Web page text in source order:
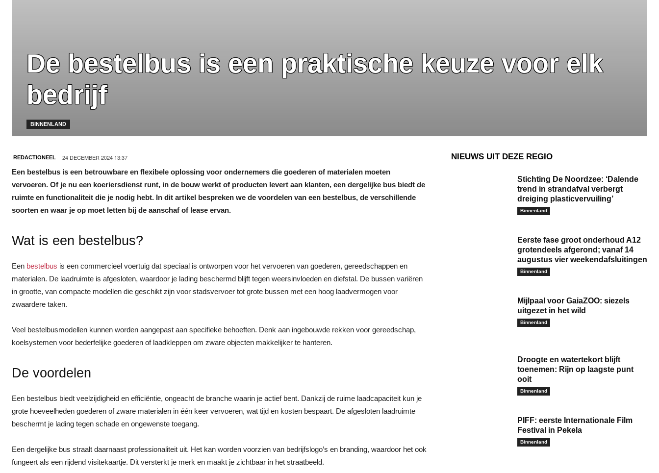
De bestelbus is een praktische keuze voor elk
bedrijf
BINNENLAND
REDACTIONEEL 24 DECEMBER 2024 13:37
Een bestelbus is een betrouwbare en flexibele oplossing voor ondernemers die goederen of materialen moeten
vervoeren. Of je nu een koeriersdienst runt, in de bouw werkt of producten levert aan klanten, een dergelijke bus biedt de
ruimte en functionaliteit die je nodig hebt. In dit artikel bespreken we de voordelen van een bestelbus, de verschillende
soorten en waar je op moet letten bij de aanschaf of lease ervan.
Wat is een bestelbus?
Een bestelbus is een commercieel voertuig dat speciaal is ontworpen voor het vervoeren van goederen, gereedschappen en
materialen. De laadruimte is afgesloten, waardoor je lading beschermd blijft tegen weersinvloeden en diefstal. De bussen variëren
in grootte, van compacte modellen die geschikt zijn voor stadsvervoer tot grote bussen met een hoog laadvermogen voor
zwaardere taken.
Veel bestelbusmodellen kunnen worden aangepast aan specifieke behoeften. Denk aan ingebouwde rekken voor gereedschap,
koelsystemen voor bederfelijke goederen of laadkleppen om zware objecten makkelijker te hanteren.
De voordelen
Een bestelbus biedt veelzijdigheid en efficiëntie, ongeacht de branche waarin je actief bent. Dankzij de ruime laadcapaciteit kun je
grote hoeveelheden goederen of zware materialen in één keer vervoeren, wat tijd en kosten bespaart. De afgesloten laadruimte
beschermt je lading tegen schade en ongewenste toegang.
Een dergelijke bus straalt daarnaast professionaliteit uit. Het kan worden voorzien van bedrijfslogo’s en branding, waardoor het ook
fungeert als een rijdend visitekaartje. Dit versterkt je merk en maakt je zichtbaar in het straatbeeld.
NIEUWS UIT DEZE REGIO
Stichting De Noordzee: ‘Dalende
trend in strandafval verbergt
dreiging plasticvervuiling’
Binnenland
Eerste fase groot onderhoud A12
grotendeels afgerond; vanaf 14
augustus vier weekendafsluitingen
Binnenland
Mijlpaal voor GaiaZOO: siezels
uitgezet in het wild
Binnenland
Droogte en watertekort blijft
toenemen: Rijn op laagste punt
ooit
Binnenland
PIFF: eerste Internationale Film
Festival in Pekela
Binnenland